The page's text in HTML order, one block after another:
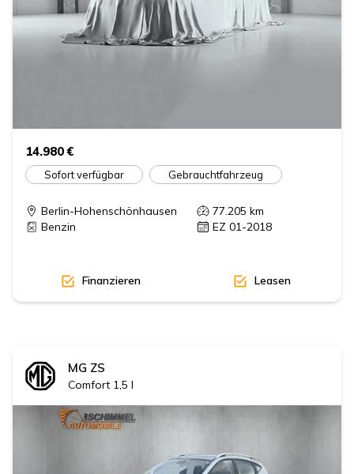
14.980 €
Sofort verfügbar Gebrauchtfahrzeug
Berlin-Hohenschönhausen 77.205 km
Benzin
EZ 01-2018
Finanzieren Leasen
MG ZS
Comfort 1,5 l